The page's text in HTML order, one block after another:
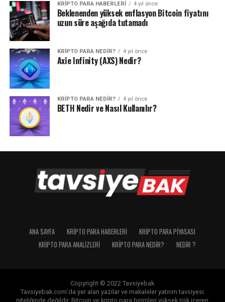
KRIPTO PARA HABERLERI 4 yıl önce
Beklenenden yüksek enflasyon Bitcoin fiyatını
uzun süre aşağıda tutamadı
KRIPTO PARA NEDIR? 4 yıl önce
Axie Infinity (AXS) Nedir?
KRIPTO PARA NEDIR? 4 yıl önce
BETH Nedir ve Nasıl Kullanılır?
ANA SAYFA KRIPTO PARA HABERLERI
KRIPTO PARA PIYASASI
KRIPTO PARA ANALIZLERI
KRIPTO PARA NEDIR? NEDIR ?
Copyright © 2022 Tavsiyebak
Tavsiyebak.com’da yer alan yazılar ve makaleler yatırım tavsiyesi
niteliğinde değildir. Bitcoin ve kripto para birimleri yüksek risk içeren